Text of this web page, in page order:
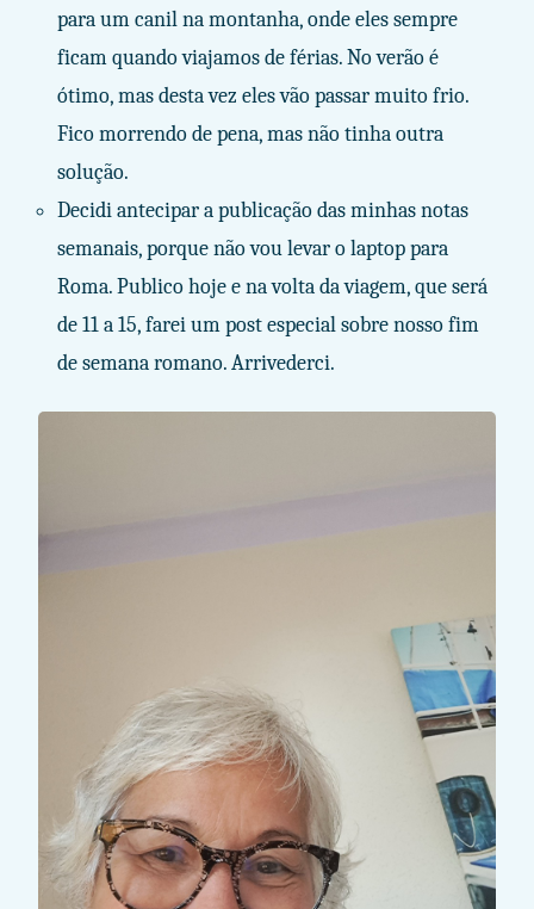
para um canil na montanha, onde eles sempre
ficam quando viajamos de férias. No verão é
ótimo, mas desta vez eles vão passar muito frio.
Fico morrendo de pena, mas não tinha outra
solução.
Decidi antecipar a publicação das minhas notas
semanais, porque não vou levar o laptop para
Roma. Publico hoje e na volta da viagem, que será
de 11 a 15, farei um post especial sobre nosso fim
de semana romano. Arrivederci.